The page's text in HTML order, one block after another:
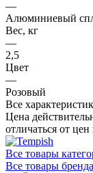
—
Алюминиевый
Вес, кг
—
2,5
Цвет
—
Розовый
Все
Цена
отличаться от
Все товары
Все товары